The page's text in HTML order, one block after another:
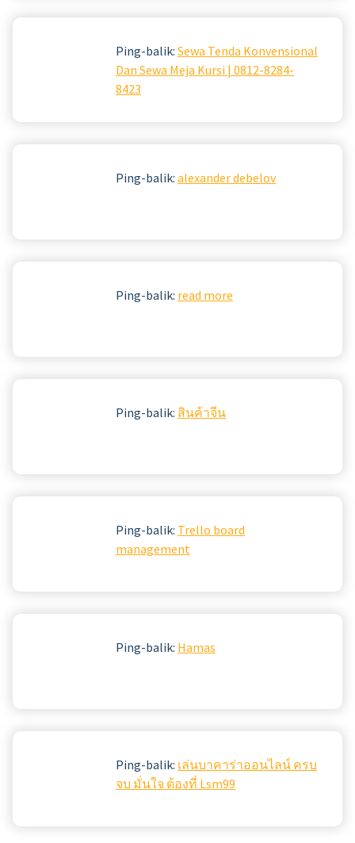
Ping-balik: Sewa Tenda Konvensional
Dan Sewa Meja Kursi | 0812-8284-
8423
Ping-balik: alexander debelov
Ping-balik: read more
Ping-balik: สินค้าจีน
Ping-balik: Trello board
management
Ping-balik: Hamas
Ping-balik: เล่นบาคาร่าออนไลน์ ครบ
จบ มั่นใจ ต้องที่ Lsm99